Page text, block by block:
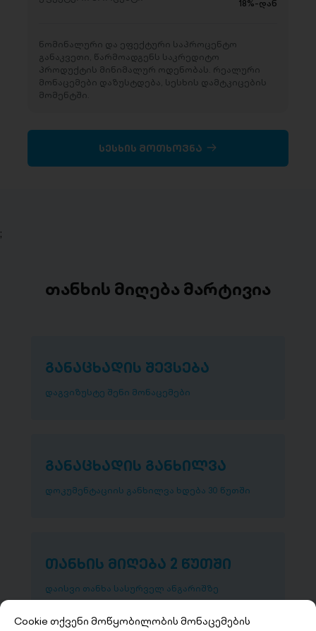
18%-დან
ნომინალური და ეფექტური საპროცენტო
განაკვეთი, წარმოადგენს საკრედიტო
პროდუქტის მინიმალურ ოდენობას. რეალური
მონაცემები დაზუსტდება, სესხის დამტკიცების
მომენტში.
სესხის მოთხოვნა
;
თანხის მიღება მარტივია
განაცხადის შევსება
დაგვიზუსტე შენი მონაცემები
განაცხადის განხილვა
დოკუმენტაციის განხილვა ხდება 30 წუთში
თანხის მიღება 2 წუთში
დაისვი თანხა სასურველ ანგარიშზე
Cookie თქვენი მოწყობილობის მონაცემების